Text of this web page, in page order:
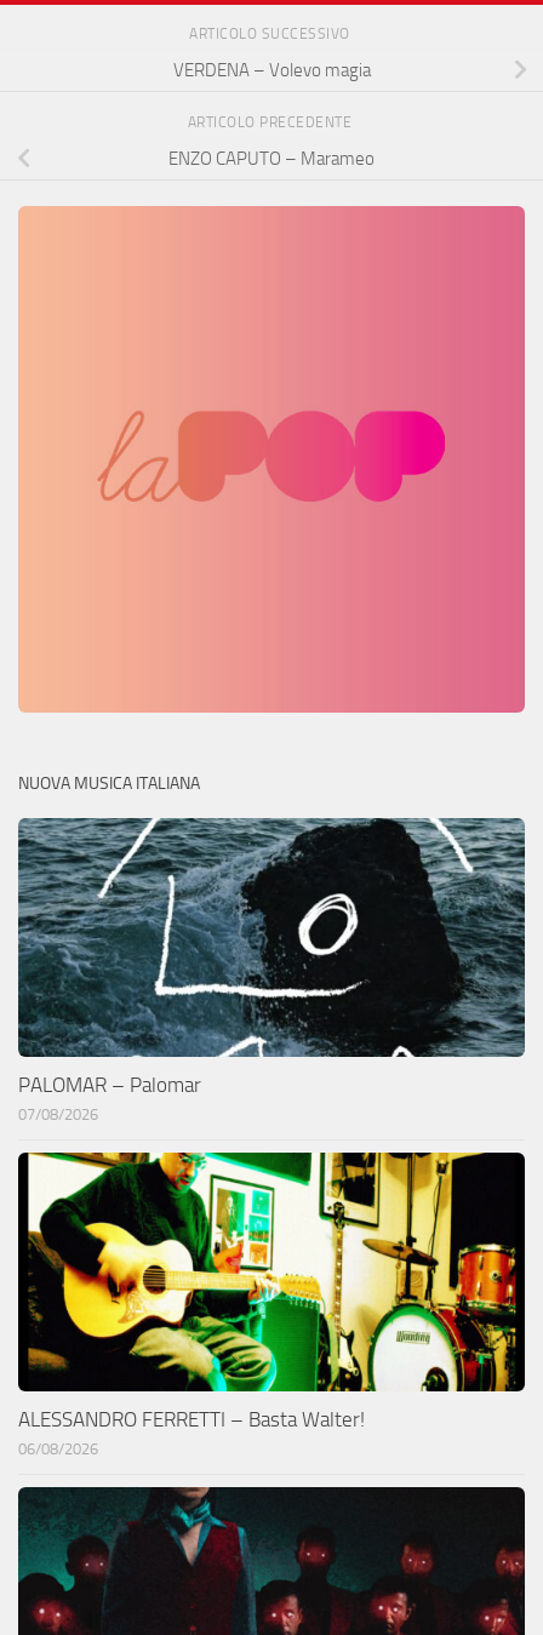
ARTICOLO SUCCESSIVO
VERDENA – Volevo magia
ARTICOLO PRECEDENTE
ENZO CAPUTO – Marameo
NUOVA MUSICA ITALIANA
PALOMAR – Palomar
07/08/2026
ALESSANDRO FERRETTI – Basta Walter!
06/08/2026